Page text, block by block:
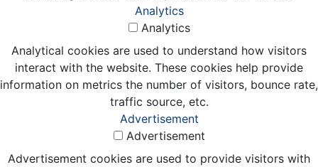
Analytics
Analytics
Analytical cookies are used to understand how visitors
interact with the website. These cookies help provide
information on metrics the number of visitors, bounce rate,
traffic source, etc.
Advertisement
Advertisement
Advertisement cookies are used to provide visitors with